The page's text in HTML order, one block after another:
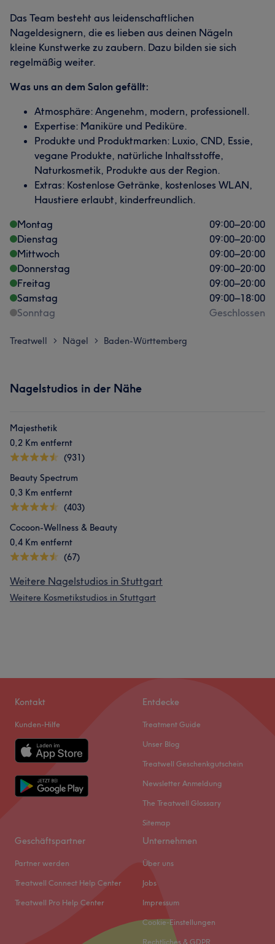
Das Team besteht aus leidenschaftlichen
Nageldesignern, die es lieben aus deinen Nägeln
kleine Kunstwerke zu zaubern. Dazu bilden sie sich
regelmäßig weiter.
Was uns an dem Salon gefällt:
Atmosphäre: Angenehm, modern, professionell.
Expertise: Maniküre und Pediküre.
Produkte und Produktmarken: Luxio, CND, Essie,
vegane Produkte, natürliche Inhaltsstoffe,
Naturkosmetik, Produkte aus der Region.
Extras: Kostenlose Getränke, kostenloses WLAN,
Haustiere erlaubt, kinderfreundlich.
Montag
09:00–20:00
Dienstag
09:00–20:00
Mittwoch
09:00–20:00
Donnerstag
09:00–20:00
Freitag
09:00–20:00
Samstag
09:00–18:00
Sonntag
Geschlossen
Treatwell > Nägel > Baden-Württemberg
Nagelstudios in der Nähe
Majesthetik
0,2 Km entfernt
(931)
Beauty Spectrum
0,3 Km entfernt
(403)
Cocoon-Wellness & Beauty
0,4 Km entfernt
(67)
Weitere Nagelstudios in Stuttgart
Weitere Kosmetikstudios in Stuttgart
Kontakt
Kunden-Hilfe
Entdecke
Treatment Guide
Unser Blog
Treatwell Geschenkgutschein
Newsletter Anmeldung
The Treatwell Glossary
Sitemap
Geschäftspartner
Partner werden
Treatwell Connect Help Center
Treatwell Pro Help Center
Unternehmen
Über uns
Jobs
Impressum
Cookie-Einstellungen
Rechtliches & GDPR